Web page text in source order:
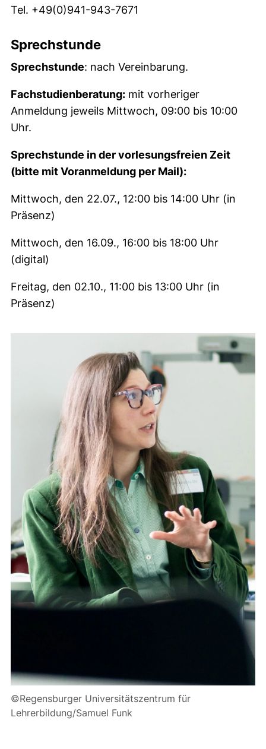
Tel. +49(0)941-943-7671
Sprechstunde
Sprechstunde: nach Vereinbarung.
Fachstudienberatung: mit vorheriger
Anmeldung jeweils Mittwoch, 09:00 bis 10:00
Uhr.
Sprechstunde in der vorlesungsfreien Zeit
(bitte mit Voranmeldung per Mail):
Mittwoch, den 22.07., 12:00 bis 14:00 Uhr (in
Präsenz)
Mittwoch, den 16.09., 16:00 bis 18:00 Uhr
(digital)
Freitag, den 02.10., 11:00 bis 13:00 Uhr (in
Präsenz)
©Regensburger Universitätszentrum für
Lehrerbildung/Samuel Funk